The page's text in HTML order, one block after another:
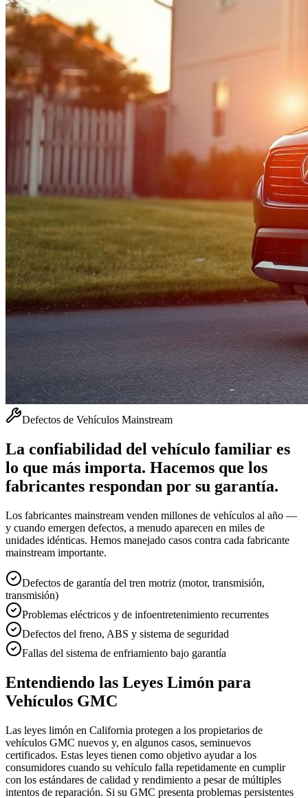
Defectos de Vehículos Mainstream
La confiabilidad del vehículo familiar es
lo que más importa. Hacemos que los
fabricantes respondan por su garantía.
Los fabricantes mainstream venden millones de vehículos al año —
y cuando emergen defectos, a menudo aparecen en miles de
unidades idénticas. Hemos manejado casos contra cada fabricante
mainstream importante.
Defectos de garantía del tren motriz (motor, transmisión,
transmisión)
Problemas eléctricos y de infoentretenimiento recurrentes
Defectos del freno, ABS y sistema de seguridad
Fallas del sistema de enfriamiento bajo garantía
Entendiendo las Leyes Limón para
Vehículos GMC
Las leyes limón en California protegen a los propietarios de
vehículos GMC nuevos y, en algunos casos, seminuevos
certificados. Estas leyes tienen como objetivo ayudar a los
consumidores cuando su vehículo falla repetidamente en cumplir
con los estándares de calidad y rendimiento a pesar de múltiples
intentos de reparación. Si su GMC presenta problemas persistentes